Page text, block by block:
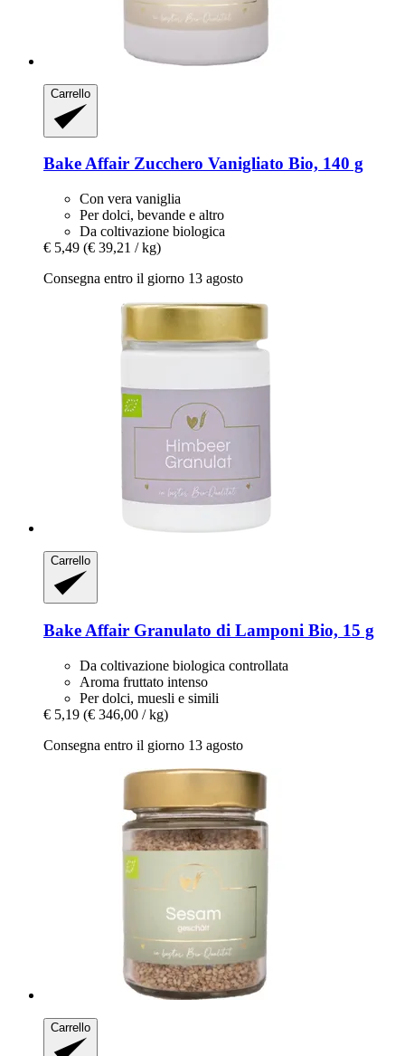
Carrello
Bake Affair Zucchero Vanigliato Bio, 140 g
Con vera vaniglia
Per dolci, bevande e altro
Da coltivazione biologica
€ 5,49 (€ 39,21 / kg)
Consegna entro il giorno 13 agosto
Carrello
Bake Affair Granulato di Lamponi Bio, 15 g
Da coltivazione biologica controllata
Aroma fruttato intenso
Per dolci, muesli e simili
€ 5,19 (€ 346,00 / kg)
Consegna entro il giorno 13 agosto
Carrello